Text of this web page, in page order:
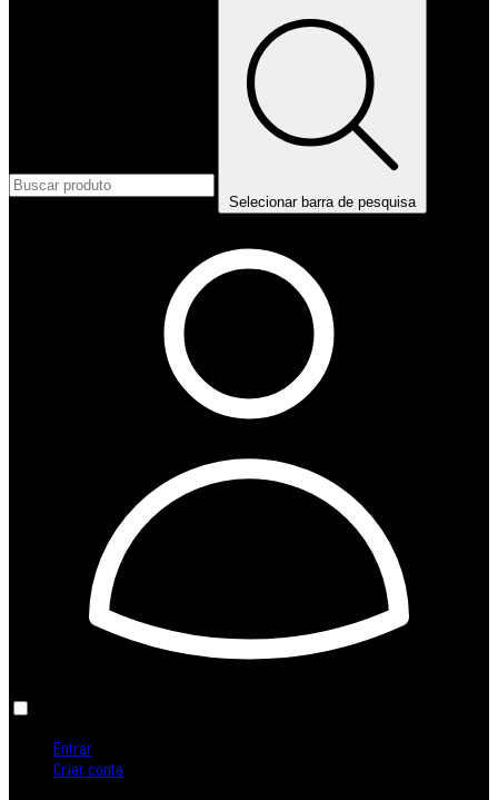
Selecionar barra de pesquisa
Entrar
Criar conta